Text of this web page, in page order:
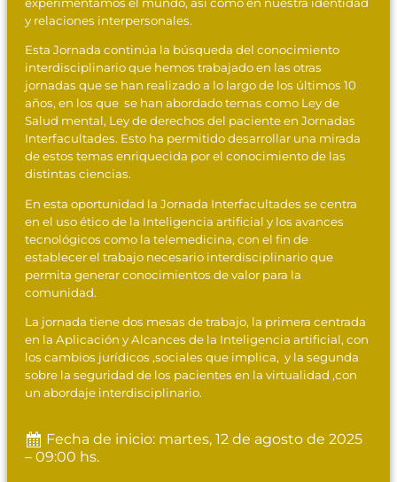
y relaciones interpersonales.
Esta Jornada continúa la búsqueda del conocimiento
interdisciplinario que hemos trabajado en las otras
jornadas que se han realizado a lo largo de los últimos 10
años, en los que se han abordado temas como Ley de
Salud mental, Ley de derechos del paciente en Jornadas
Interfacultades. Esto ha permitido desarrollar una mirada
de estos temas enriquecida por el conocimiento de las
distintas ciencias.
En esta oportunidad la Jornada Interfacultades se centra
en el uso ético de la Inteligencia artificial y los avances
tecnológicos como la telemedicina, con el fin de
establecer el trabajo necesario interdisciplinario que
permita generar conocimientos de valor para la
comunidad.
La jornada tiene dos mesas de trabajo, la primera centrada
en la Aplicación y Alcances de la Inteligencia artificial, con
los cambios jurídicos ,sociales que implica, y la segunda
sobre la seguridad de los pacientes en la virtualidad ,con
un abordaje interdisciplinario.
Fecha de inicio: martes, 12 de agosto de 2025
– 09:00 hs.